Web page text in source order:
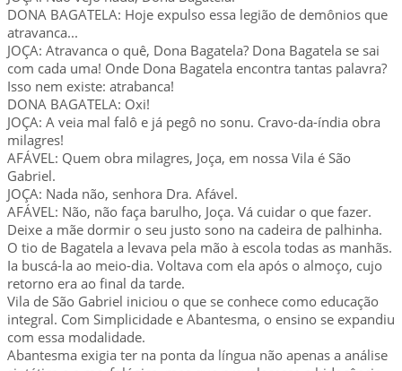
DONA BAGATELA: Hoje expulso essa legião de demônios que
atravanca...
JOÇA: Atravanca o quê, Dona Bagatela? Dona Bagatela se sai
com cada uma! Onde Dona Bagatela encontra tantas palavra?
Isso nem existe: atrabanca!
DONA BAGATELA: Oxi!
JOÇA: A veia mal falô e já pegô no sonu. Cravo-da-índia obra
milagres!
AFÁVEL: Quem obra milagres, Joça, em nossa Vila é São
Gabriel.
JOÇA: Nada não, senhora Dra. Afável.
AFÁVEL: Não, não faça barulho, Joça. Vá cuidar o que fazer.
Deixe a mãe dormir o seu justo sono na cadeira de palhinha.
O tio de Bagatela a levava pela mão à escola todas as manhãs.
Ia buscá-la ao meio-dia. Voltava com ela após o almoço, cujo
retorno era ao final da tarde.
Vila de São Gabriel iniciou o que se conhece como educação
integral. Com Simplicidade e Abantesma, o ensino se expandiu
com essa modalidade.
Abantesma exigia ter na ponta da língua não apenas a análise